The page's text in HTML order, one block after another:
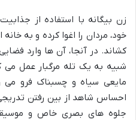
زن بیگانه با استفاده از
خود، مردان را اغوا کرده و به
کشاند. در آنجا، آن ها وارد
شبیه به یک تله مرگبار عمل
مایعی سیاه و چسبناک فرو می
احساس شاهد از بین رفتن
جلوه های بصری خاص و